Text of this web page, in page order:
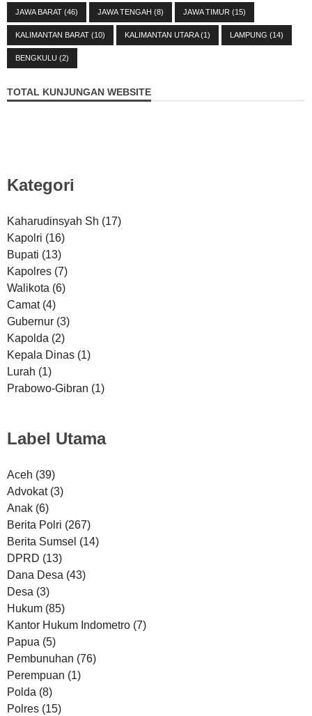
JAWA BARAT (46) JAWA TENGAH (8) JAWA TIMUR (15)
KALIMANTAN BARAT (10) KALIMANTAN UTARA(1) LAMPUNG (14)
BENGKULU (2)
TOTAL KUNJUNGAN WEBSITE
Kategori
Kaharudinsyah Sh (17)
Kapolri (16)
Bupati (13)
Kapolres (7)
Walikota (6)
Camat (4)
Gubernur (3)
Kapolda (2)
Kepala Dinas (1)
Lurah (1)
Prabowo-Gibran (1)
Label Utama
Aceh (39)
Advokat (3)
Anak (6)
Berita Polri (267)
Berita Sumsel (14)
DPRD (13)
Dana Desa (43)
Desa (3)
Hukum (85)
Kantor Hukum Indometro (7)
Papua (5)
Pembunuhan (76)
Perempuan (1)
Polda (8)
Polres (15)